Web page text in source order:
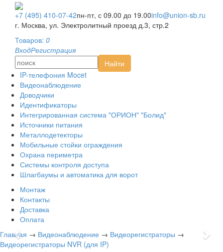
Монтаж
Контакты
Оплата
AHD видеонаблюдение
HD-SDI видеонаблюдение
IP-видеонаблюдение
IP-телефония Mocet
Видеонаблюдение
Доводчики
Идентификаторы
Интегрированная система "ОРИОН" "Болид"
Источники питания
Металлодетекторы
Мобильные стойки ограждения
Охрана периметра
Системы контроля доступа
Шлагбаумы и автоматика для ворот
+7 (495) 410-07-42пн-пт, с 09.00 до 19.00info@union-sb.ru
г. Москва, ул. Электролитный проезд д.3, стр.2
Товаров: 0
ВходРегистрация
Найти
Монтаж
Контакты
Доставка
Оплата
Previous
Главная → Видеонаблюдение → Видеорегистраторы →
Видеорегистраторы NVR (для IP)